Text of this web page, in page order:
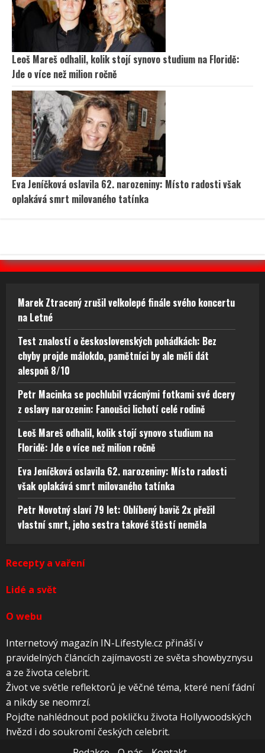
Leoš Mareš odhalil, kolik stojí synovo studium na Floridě:
Jde o více než milion ročně
Eva Jeníčková oslavila 62. narozeniny: Místo radosti však
oplakává smrt milovaného tatínka
Marek Ztracený zrušil velkolepé finále svého koncertu
na Letné
Test znalostí o československých pohádkách: Bez
chyby projde málokdo, pamětníci by ale měli dát
alespoň 8/10
Petr Macinka se pochlubil vzácnými fotkami své dcery
z oslavy narozenin: Fanoušci lichotí celé rodině
Leoš Mareš odhalil, kolik stojí synovo studium na
Floridě: Jde o více než milion ročně
Eva Jeníčková oslavila 62. narozeniny: Místo radosti
však oplakává smrt milovaného tatínka
Petr Novotný slaví 79 let: Oblíbený bavič 2x přežil
vlastní smrt, jeho sestra takové štěstí neměla
Recepty a vaření
Lidé a svět
O webu
Internetový magazín IN-Lifestyle.cz přináší v
pravidelných článcích zajímavosti ze světa showbyznysu
a ze života celebrit.
Život ve světle reflektorů je věčné téma, které není fádní
a nikdy se neomrzí.
Pojďte nahlédnout pod pokličku života Hollywoodských
hvězd i do soukromí českých celebrit.